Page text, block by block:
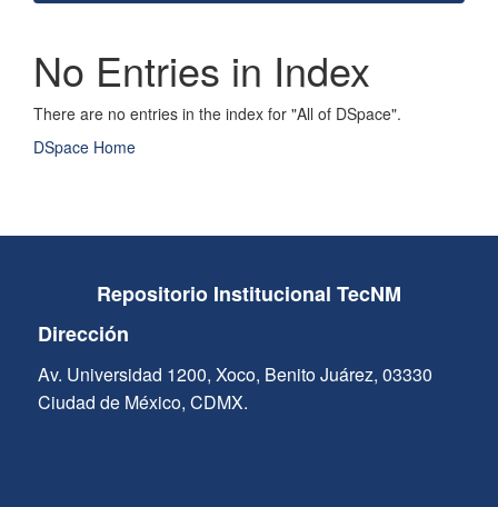
No Entries in Index
There are no entries in the index for "All of DSpace".
DSpace Home
Repositorio Institucional TecNM
Dirección
Av. Universidad 1200, Xoco, Benito Juárez, 03330
Ciudad de México, CDMX.